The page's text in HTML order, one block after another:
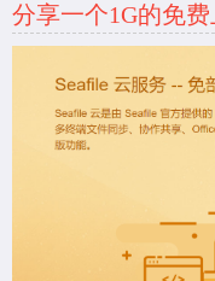
分享一个1G的免